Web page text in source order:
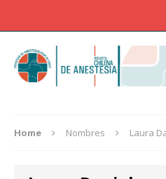
Home Nombres Laura